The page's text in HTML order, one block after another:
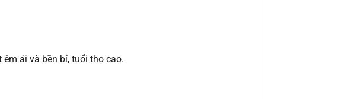
ái và bền bỉ, tuổi thọ cao.